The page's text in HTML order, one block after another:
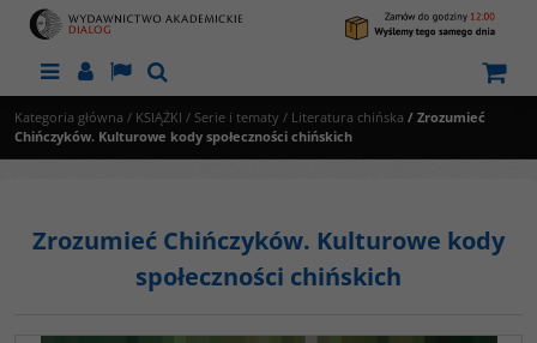
MenuPanelLangSzukaj
Kategoria główna / KSIĄŻKI / Serie i tematy / Literatura chińska / Zrozumieć
Chińczyków. Kulturowe kody społeczności chińskich
Zrozumieć Chińczyków. Kulturowe kody
społeczności chińskich